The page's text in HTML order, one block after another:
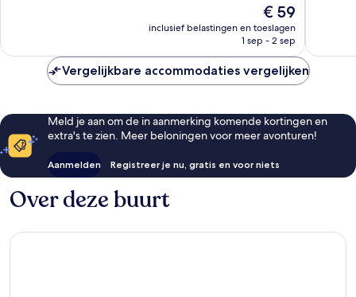
De
prijs
€ 59
inclusief belastingen en toeslagen
1 sep - 2 sep
Vergelijkbare accommodaties vergelijken
Meld je aan om de in aanmerking komende kortingen en
extra's te zien. Meer beloningen voor meer avonturen!
Aanmelden Registreer je nu, gratis en voor niets
Over deze buurt